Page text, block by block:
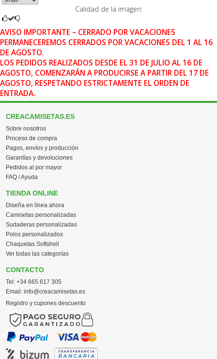
Calidad de la imagen:
AVISO IMPORTANTE – CERRADO POR VACACIONES
PERMANECEREMOS CERRADOS POR VACACIONES DEL 1 AL 16
DE AGOSTO.
LOS PEDIDOS REALIZADOS DESDE EL 31 DE JULIO AL 16 DE
AGOSTO, COMENZARÁN A PRODUCIRSE A PARTIR DEL 17 DE
AGOSTO, RESPETANDO ESTRICTAMENTE EL ORDEN DE
ENTRADA.
CREACAMISETAS.ES
Sobre nosotros
Proceso de compra
Pagos, envíos y producción
Garantías y devoluciones
Pedidos al por mayor
FAQ / Ayuda
TIENDA ONLINE
Diseña en línea ahora
Camisetas personalizadas
Sudaderas personalizadas
Polos personalizados
Chaquetas Softshell
Ver todas las categorías
CONTACTO
Tel: +34 665 617 305
Email: info@creacamisetas.es
Registro y cupones descuento